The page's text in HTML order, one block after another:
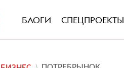
БЛОГИ СПЕЦПРОЕКТЫ